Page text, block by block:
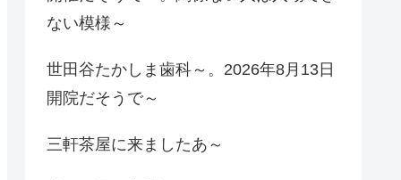
ない模様～
世田谷たかしま歯科～。2026年8月13日
開院だそうで～
三軒茶屋に来ましたあ～